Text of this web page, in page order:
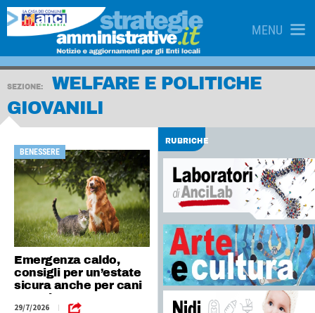
MENU
SEZIONE:
WELFARE E POLITICHE
GIOVANILI
BENESSERE
Emergenza caldo,
consigli per un’estate
sicura anche per cani
e gatti
29/7/2026 |
RUBRICHE